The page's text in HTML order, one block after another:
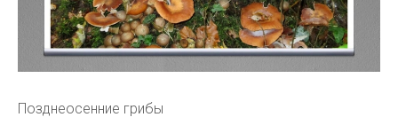
Позднеосенние грибы